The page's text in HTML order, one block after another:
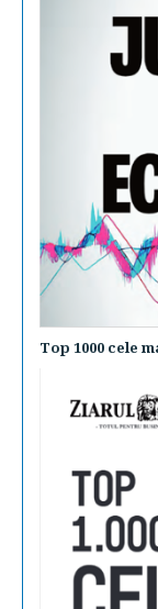
Top 1000 cele